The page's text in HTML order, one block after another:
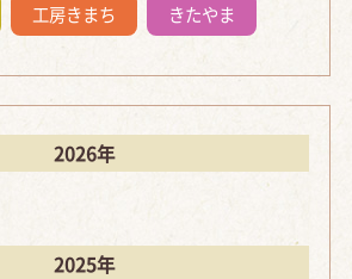
工房きまち きたやま
2026年
2025年